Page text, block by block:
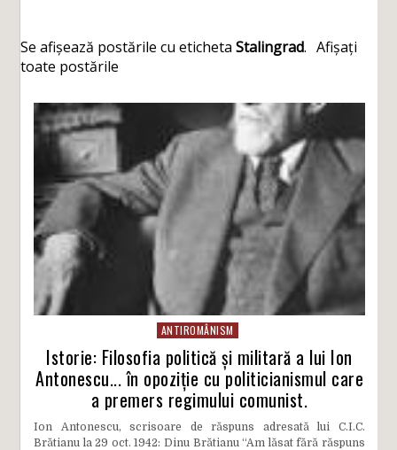
Se afișează postările cu etichetaStalingrad. Afișați
toate postările
ANTIROMÂNISM
Istorie: Filosofia politică și militară a lui Ion
Antonescu... în opoziție cu politicianismul care
a premers regimului comunist.
Ion Antonescu, scrisoare de răspuns adresată lui C.I.C.
Brătianu la 29 oct. 1942: Dinu Brătianu “Am lăsat fără răspuns